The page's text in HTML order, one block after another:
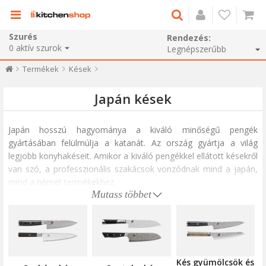
Szurés
0 aktív szurok
Rendezés:
Termékek Kések
Japán kések
Japán hosszú hagyománya a kiváló minőségű pengék
gyártásában felülmúlja a katanát. Az ország gyártja a világ
legjobb konyhakéseit. Amikor a kiváló pengékkel ellátott késekről
van szó, a professzionális szakácsok vonzódnak mind a japán,
mind a német termékekhez.
A hagyományos japán konyhakések összetéveszthetetlen
és pontos él, valamint az erős és ergonomikus fogantyú között.
Különösen a rendkívül éles pengéikről ismert, a japán késeket
Mutass többet
Kés gyümölcsök és